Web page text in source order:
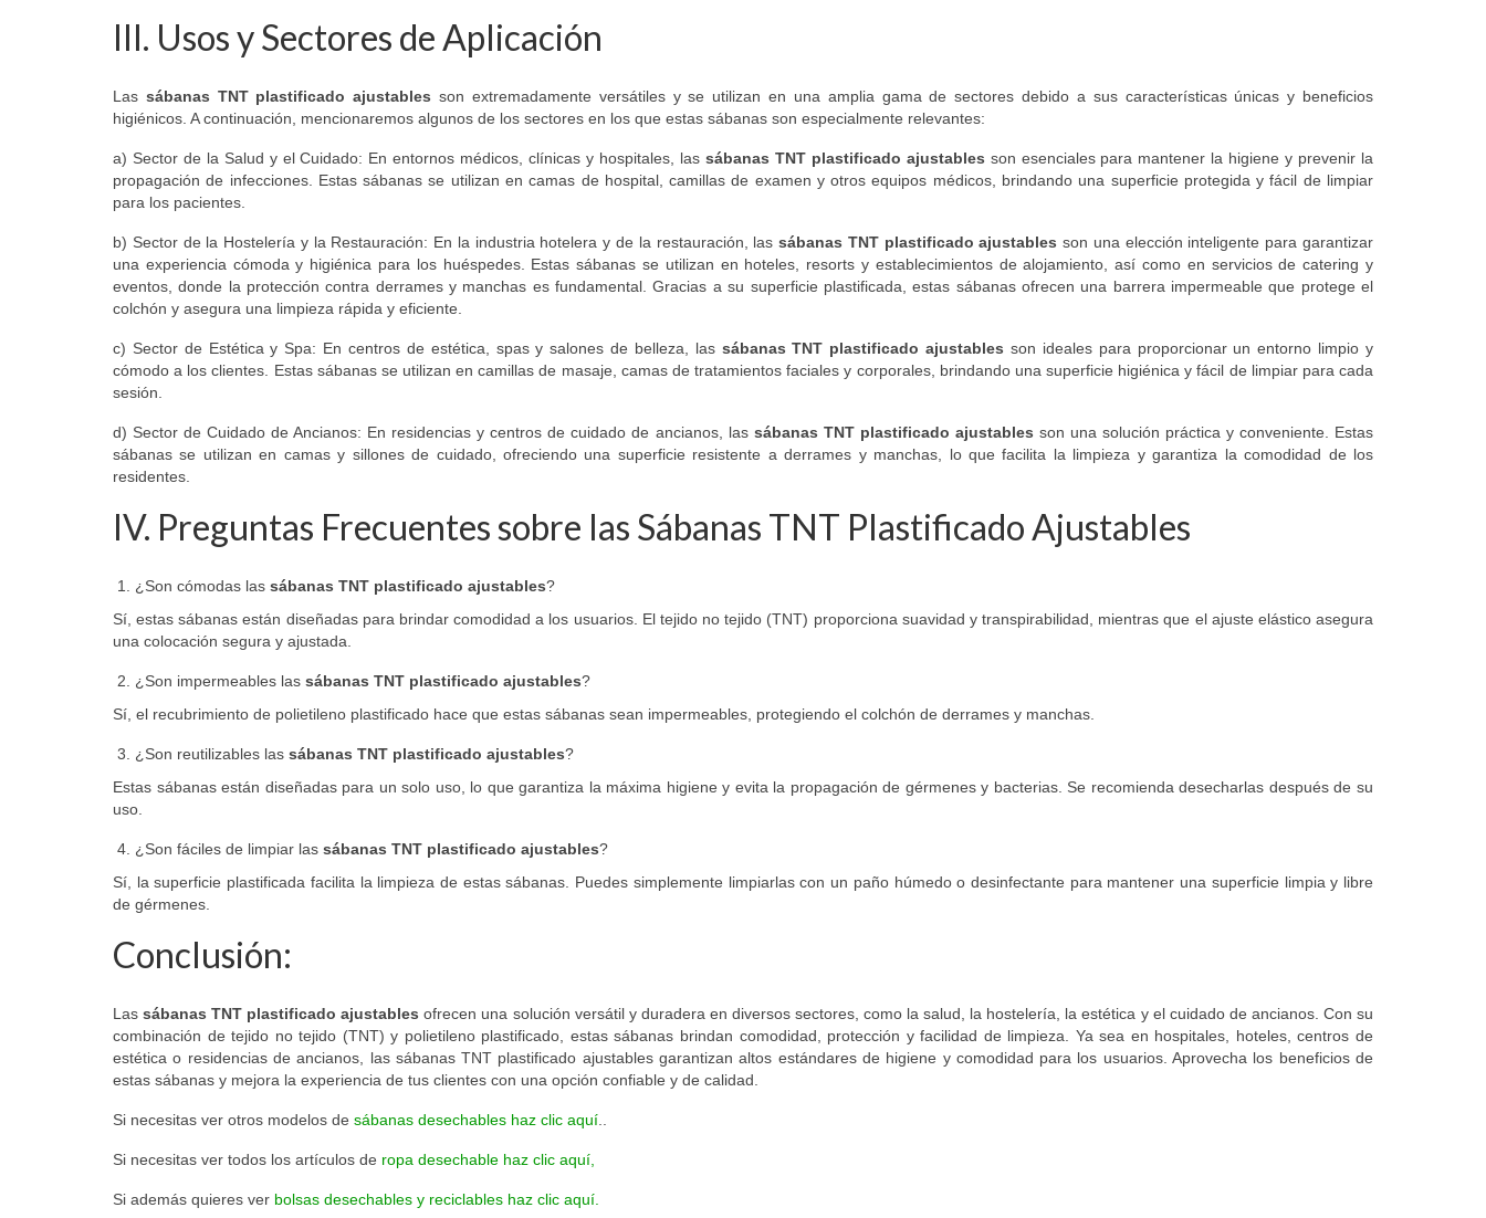
III. Usos y Sectores de Aplicación
Las sábanas TNT plastificado ajustables son extremadamente versátiles y se utilizan en una amplia gama de sectores debido a sus características únicas y beneficios
higiénicos. A continuación, mencionaremos algunos de los sectores en los que estas sábanas son especialmente relevantes:
a) Sector de la Salud y el Cuidado: En entornos médicos, clínicas y hospitales, las sábanas TNT plastificado ajustables son esenciales para mantener la higiene y prevenir la
propagación de infecciones. Estas sábanas se utilizan en camas de hospital, camillas de examen y otros equipos médicos, brindando una superficie protegida y fácil de limpiar
para los pacientes.
b) Sector de la Hostelería y la Restauración: En la industria hotelera y de la restauración, lassábanas TNT plastificado ajustables son una elección inteligente para garantizar
una experiencia cómoda y higiénica para los huéspedes. Estas sábanas se utilizan en hoteles, resorts y establecimientos de alojamiento, así como en servicios de catering y
eventos, donde la protección contra derrames y manchas es fundamental. Gracias a su superficie plastificada, estas sábanas ofrecen una barrera impermeable que protege el
colchón y asegura una limpieza rápida y eficiente.
c) Sector de Estética y Spa: En centros de estética, spas y salones de belleza, las sábanas TNT plastificado ajustables son ideales para proporcionar un entorno limpio y
cómodo a los clientes. Estas sábanas se utilizan en camillas de masaje, camas de tratamientos faciales y corporales, brindando una superficie higiénica y fácil de limpiar para cada
sesión.
d) Sector de Cuidado de Ancianos: En residencias y centros de cuidado de ancianos, lassábanas TNT plastificado ajustables son una solución práctica y conveniente. Estas
sábanas se utilizan en camas y sillones de cuidado, ofreciendo una superficie resistente a derrames y manchas, lo que facilita la limpieza y garantiza la comodidad de los
residentes.
IV. Preguntas Frecuentes sobre las Sábanas TNT Plastificado Ajustables
¿Son cómodas las sábanas TNT plastificado ajustables?
Sí, estas sábanas están diseñadas para brindar comodidad a los usuarios. El tejido no tejido (TNT) proporciona suavidad y transpirabilidad, mientras que el ajuste elástico asegura
una colocación segura y ajustada.
¿Son impermeables las sábanas TNT plastificado ajustables?
Sí, el recubrimiento de polietileno plastificado hace que estas sábanas sean impermeables, protegiendo el colchón de derrames y manchas.
¿Son reutilizables las sábanas TNT plastificado ajustables?
Estas sábanas están diseñadas para un solo uso, lo que garantiza la máxima higiene y evita la propagación de gérmenes y bacterias. Se recomienda desecharlas después de su
uso.
¿Son fáciles de limpiar las sábanas TNT plastificado ajustables?
Sí, la superficie plastificada facilita la limpieza de estas sábanas. Puedes simplemente limpiarlas con un paño húmedo o desinfectante para mantener una superficie limpia y libre
de gérmenes.
Conclusión:
Lassábanas TNT plastificado ajustables ofrecen una solución versátil y duradera en diversos sectores, como la salud, la hostelería, la estética y el cuidado de ancianos. Con su
combinación de tejido no tejido (TNT) y polietileno plastificado, estas sábanas brindan comodidad, protección y facilidad de limpieza. Ya sea en hospitales, hoteles, centros de
estética o residencias de ancianos, las sábanas TNT plastificado ajustables garantizan altos estándares de higiene y comodidad para los usuarios. Aprovecha los beneficios de
estas sábanas y mejora la experiencia de tus clientes con una opción confiable y de calidad.
Si necesitas ver otros modelos de sábanas desechables haz clic aquí
Si necesitas ver todos los artículos de ropa desechable haz clic aquí,
Si además quieres ver bolsas desechables y reciclables haz clic aquí.